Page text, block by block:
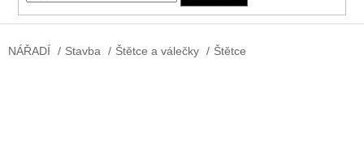
NÁŘADÍ / Stavba / Štětce a válečky / Štětce